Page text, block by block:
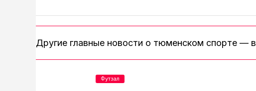
Другие главные новости о тюменском спорте — в
Футзал